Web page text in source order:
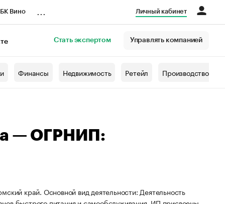
Вино Личный кабинет
Стать экспертом Управлять компанией
Финансы Недвижимость Ретейл Производство
— ОГРНИП:
край. Основной вид деятельности: Деятельность